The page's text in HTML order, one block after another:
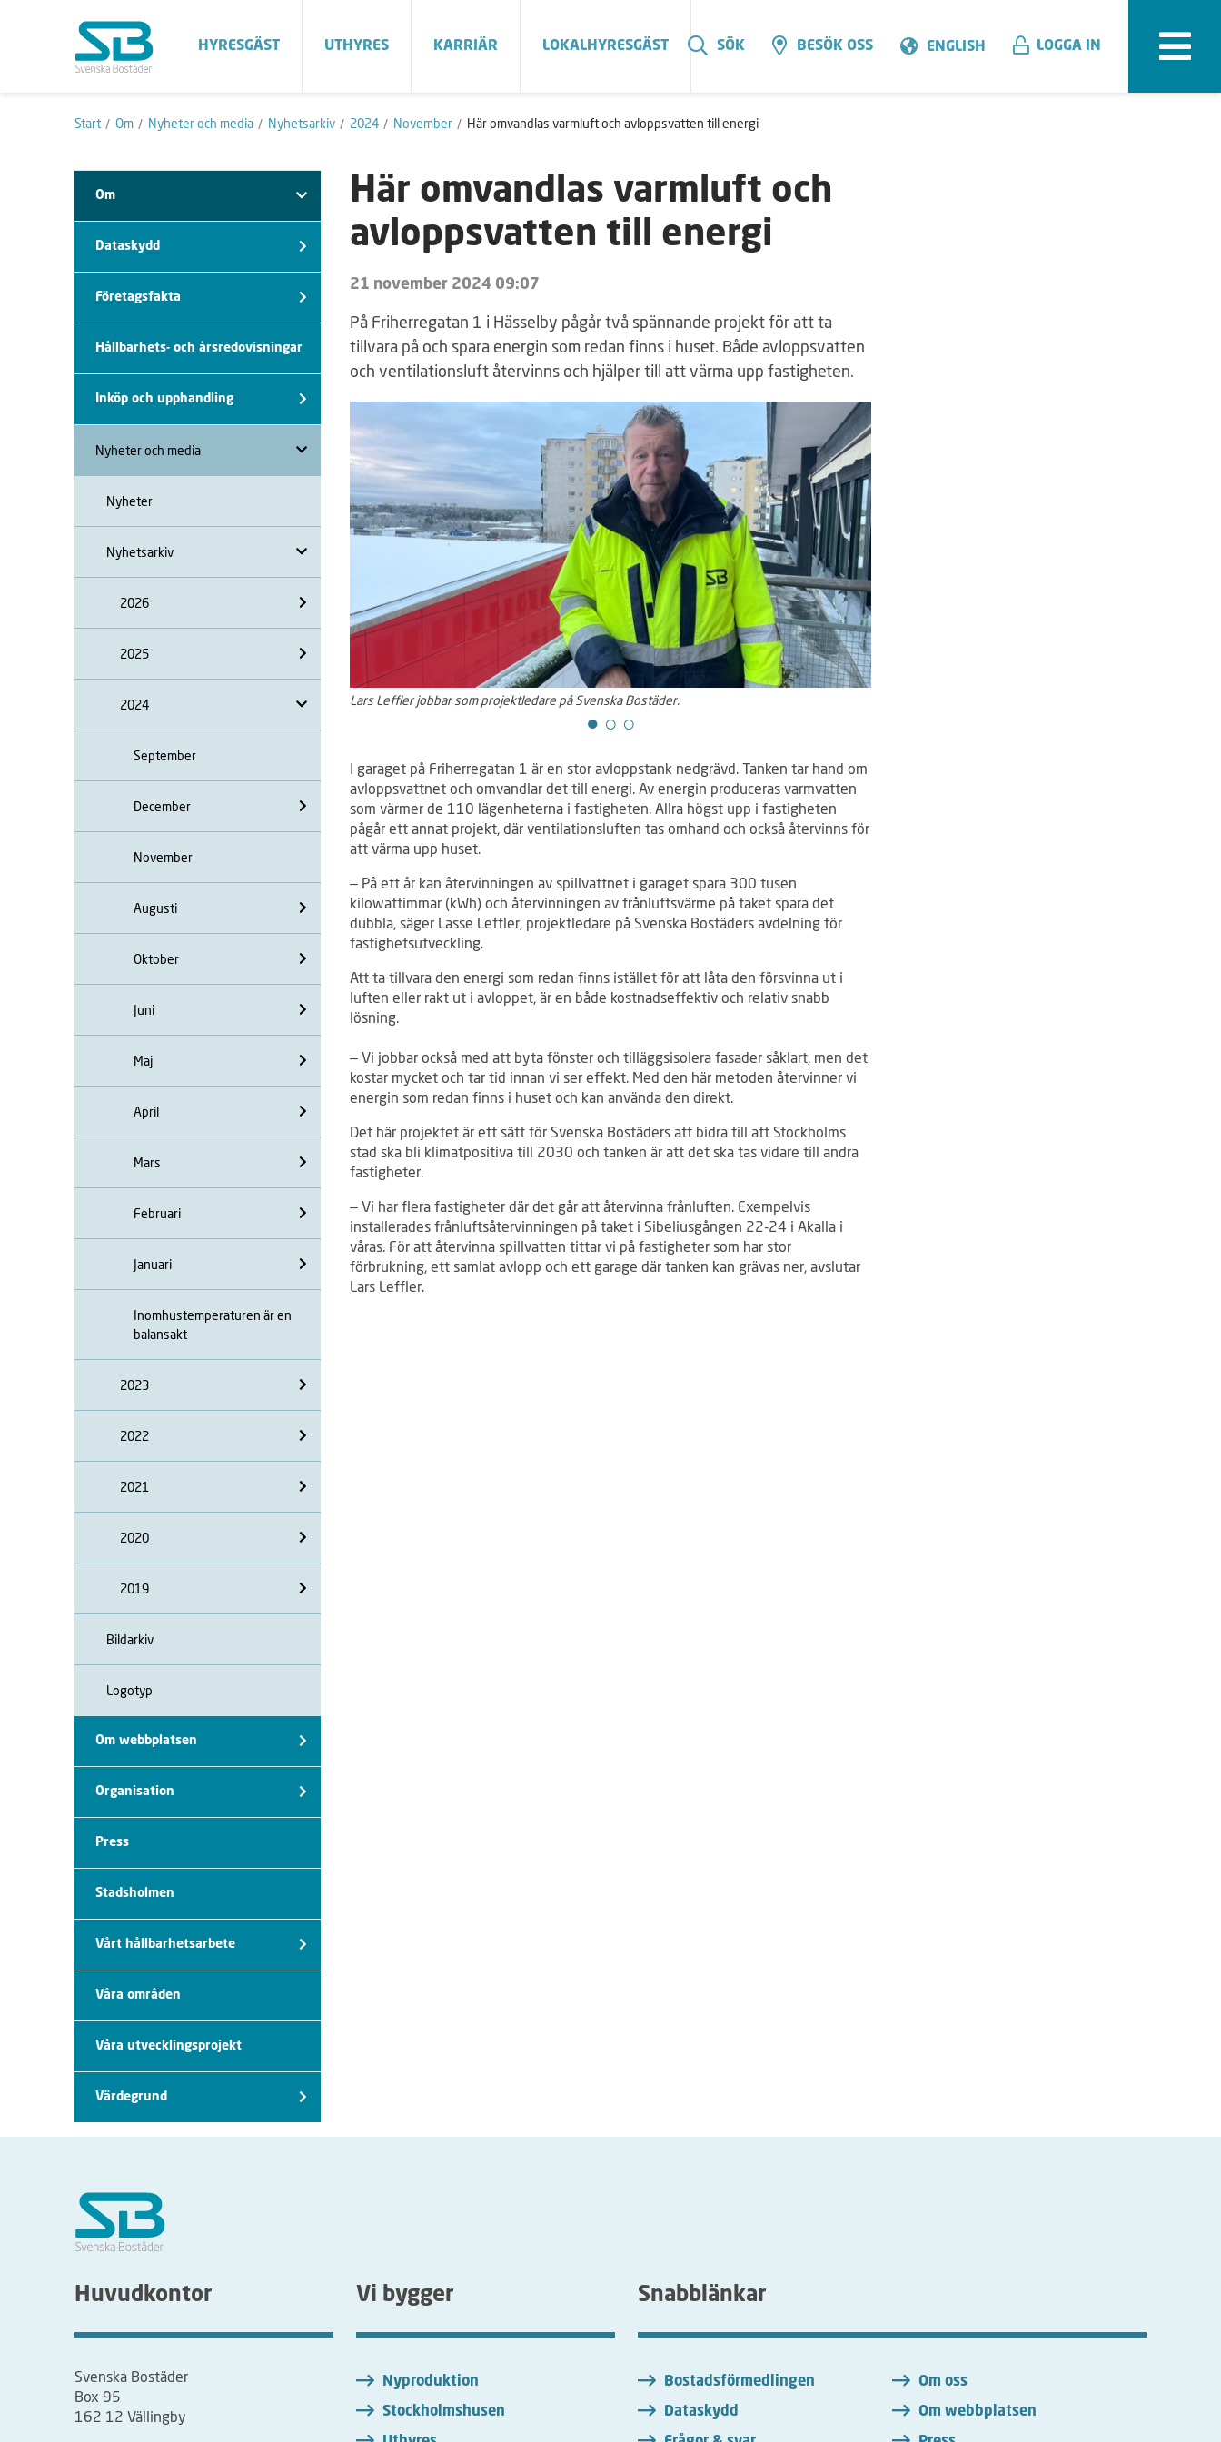
HYRESGÄST UTHYRES KARRIÄR LOKALHYRESGÄST SÖK BESÖK OSS ENGLISH LOGGA IN
Start Om Nyheter och media Nyhetsarkiv 2024 November Här omvandlas varmluft och avloppsvatten till energi
Om
Dataskydd
Företagsfakta
Hållbarhets- och årsredovisningar
Inköp och upphandling
Nyheter och media
Nyheter
Nyhetsarkiv
2026
2025
2024
September
December
November
Augusti
Oktober
Juni
Maj
April
Mars
Februari
Januari
Inomhustemperaturen är en
balansakt
2023
2022
2021
2020
2019
Bildarkiv
Logotyp
Om webbplatsen
Organisation
Press
Stadsholmen
Vårt hållbarhetsarbete
Våra områden
Våra utvecklingsprojekt
Värdegrund
Här omvandlas varmluft och
avloppsvatten till energi
21 november 2024 09:07
På Friherregatan 1 i Hässelby pågår två spännande projekt för att ta
tillvara på och spara energin som redan finns i huset. Både avloppsvatten
och ventilationsluft återvinns och hjälper till att värma upp fastigheten.
Lars Leffler jobbar som projektledare på Svenska Bostäder.
I garaget på Friherregatan 1 är en stor avloppstank nedgrävd. Tanken tar hand om
avloppsvattnet och omvandlar det till energi. Av energin produceras varmvatten
som värmer de 110 lägenheterna i fastigheten. Allra högst upp i fastigheten
pågår ett annat projekt, där ventilationsluften tas omhand och också återvinns för
att värma upp huset.
– På ett år kan återvinningen av spillvattnet i garaget spara 300 tusen
kilowattimmar (kWh) och återvinningen av frånluftsvärme på taket spara det
dubbla, säger Lasse Leffler, projektledare på Svenska Bostäders avdelning för
fastighetsutveckling.
Att ta tillvara den energi som redan finns istället för att låta den försvinna ut i
luften eller rakt ut i avloppet, är en både kostnadseffektiv och relativ snabb
lösning.
– Vi jobbar också med att byta fönster och tilläggsisolera fasader såklart, men det
kostar mycket och tar tid innan vi ser effekt. Med den här metoden återvinner vi
energin som redan finns i huset och kan använda den direkt.
Det här projektet är ett sätt för Svenska Bostäders att bidra till att Stockholms
stad ska bli klimatpositiva till 2030 och tanken är att det ska tas vidare till andra
fastigheter.
– Vi har flera fastigheter där det går att återvinna frånluften. Exempelvis
installerades frånluftsåtervinningen på taket i Sibeliusgången 22-24 i Akalla i
våras. För att återvinna spillvatten tittar vi på fastigheter som har stor
förbrukning, ett samlat avlopp och ett garage där tanken kan grävas ner, avslutar
Lars Leffler.
Huvudkontor
Svenska Bostäder
Box 95
162 12 Vällingby
Vi bygger
Nyproduktion
Stockholmshusen
Snabblänkar
Bostadsförmedlingen
Dataskydd
Om oss
Om webbplatsen